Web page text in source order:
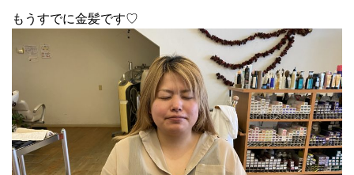
もうすでに金髪です♡